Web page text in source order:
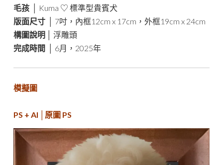
毛孩
│ Kuma ♡ 標準型貴賓犬
版面尺寸 │ 7吋，內框12cm x 17cm，外框19cm x 24cm
構圖說明
│ 浮雕頭
完成時間
│ 6月，2025年
模擬圖
PS + AI │原圖 PS